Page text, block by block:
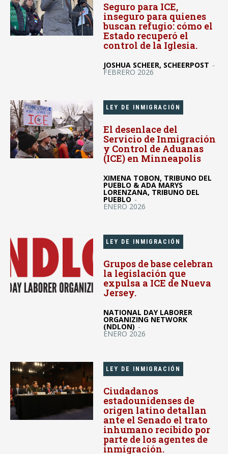
Seguro para ICE,
inseguro para quienes
buscan refugio: cómo el
Estado recuperó el
control de la Iglesia.
JOSHUA SCHEER, SCHEERPOST -
FEBRERO 2026
LEY DE INMIGRACIÓN
El desenlace del
Servicio de Inmigración
y Control de Aduanas
(ICE) en Minneapolis
XIMENA TOBON, TRIBUNO DEL
PUEBLO & ADA MARYS
LORENZANA, TRIBUNO DEL
PUEBLO -
ENERO 2026
LEY DE INMIGRACIÓN
Grupos de base celebran
la legislación que
expulsa a ICE de Nueva
Jersey.
NATIONAL DAY LABORER
ORGANIZING NETWORK
(NDLON) -
ENERO 2026
LEY DE INMIGRACIÓN
Ciudadanos
estadounidenses de
origen latino detallan
ante el Senado el trato
inhumano recibido por
parte de los agentes de
inmigración.